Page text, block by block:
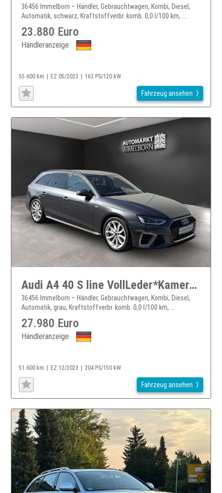
36456 Immelborn – Händler, Gebrauchtwagen, Kombi, Diesel,
Automatik, schwarz, Kraftstoffverbr. komb. 0,0 l/100 km, ...
23.880 Euro
Händleranzeige
55.600 km EZ 05/2023 163 PS/120 kW
Fahrzeug ansehen
Audi A4 40 S line VollLeder*Kamera*18*Sound*LED*NaviT
36456 Immelborn – Händler, Gebrauchtwagen, Kombi, Diesel,
Automatik, grau, Kraftstoffverbr. komb. 0,0 l/100 km, ...
27.980 Euro
Händleranzeige
51.600 km EZ 12/2023 204 PS/150 kW
Fahrzeug ansehen